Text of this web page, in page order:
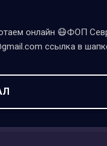
онлайн 😷ФОП
ссылка в